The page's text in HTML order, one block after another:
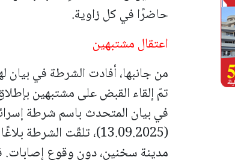
حاضرًا في كل زاوية.
اعتقال مشتبهين
من جانبها، أفادت الشرطة في
تمّ إلقاء القبض على مشتبهين
في بيان المتحدث باسم شرطة
(13.09.2025)، تلقّت
مدينة سخنين، دون وقوع إصابات.